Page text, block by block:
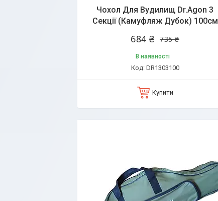
Чохол Для Вудилищ Dr.Agon 3
Секції (Камуфляж Дубок) 100см
735 ₴
684 ₴
В наявності
DR1303100
Купити